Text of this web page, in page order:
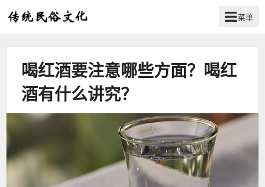
弘
扬
菜单
喝红酒要注意哪些方面？喝红
酒有什么讲究？